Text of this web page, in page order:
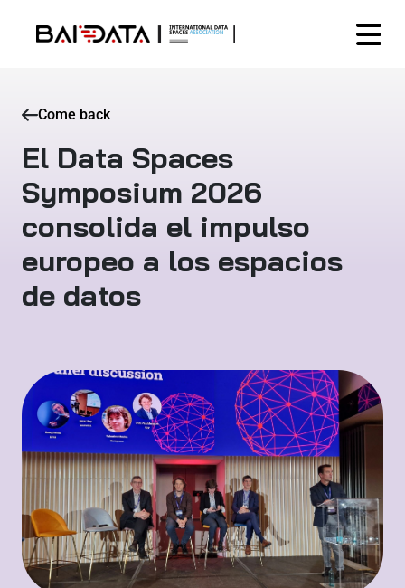
Come back
El Data Spaces
Symposium 2026
consolida el impulso
europeo a los espacios
de datos